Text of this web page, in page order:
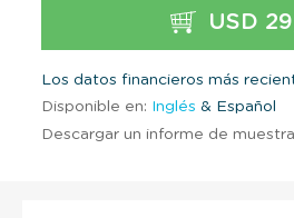
USD
Los datos financieros más
Disponible en: Inglés & Español
Descargar un informe de muestra